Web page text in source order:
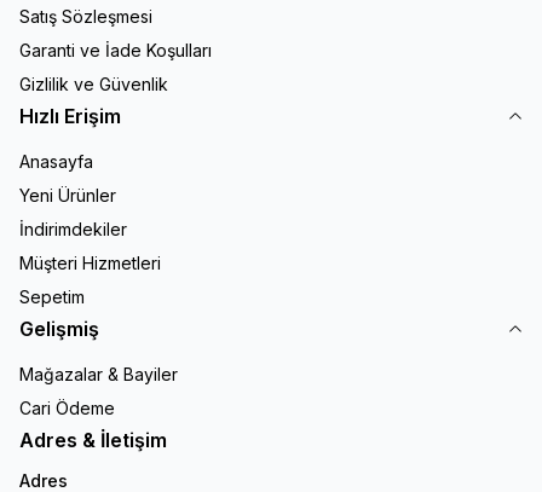
Satış Sözleşmesi
Garanti ve İade Koşulları
Gizlilik ve Güvenlik
Hızlı Erişim
Anasayfa
Yeni Ürünler
İndirimdekiler
Müşteri Hizmetleri
Sepetim
Gelişmiş
Mağazalar & Bayiler
Cari Ödeme
Adres & İletişim
Adres